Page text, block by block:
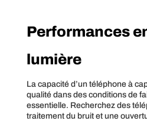
Performances
lumière
La capacité d’un téléphone à
qualité dans des conditions de
essentielle. Recherchez des
traitement du bruit et une